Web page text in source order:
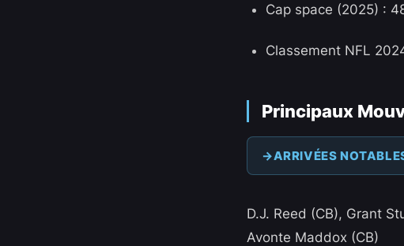
Cap space (2025) :
Classement NFL
Principaux
ARRIVÉES
D.J. Reed (CB), Grant
Avonte Maddox (CB)